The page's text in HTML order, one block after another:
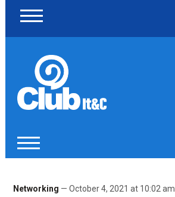
Networking — October 4, 2021 at 10:02 am